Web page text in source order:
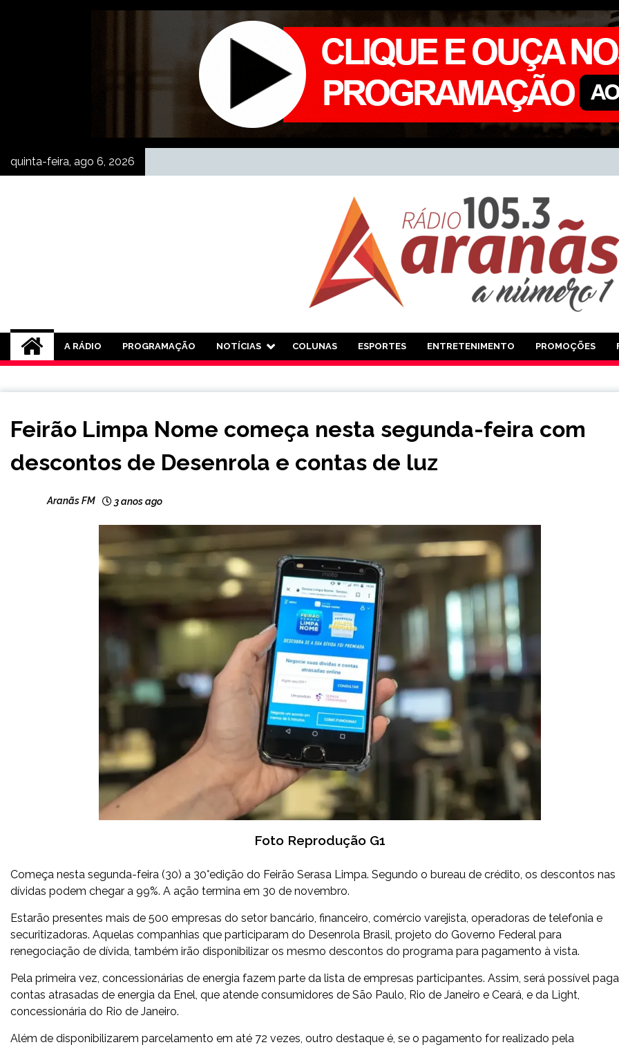
quinta-feira, ago 6, 2026
Rádio Aranãs 105.3
A RÁDIO PROGRAMAÇÃO NOTÍCIAS COLUNAS ESPORTES ENTRETENIMENTO PROMOÇÕES
CAPELINHA
GERAIS
Feirão Limpa Nome começa nesta segunda-feira com
descontos de Desenrola e contas de luz
Aranãs FM 3 anos ago
Foto Reprodução G1
Começa nesta segunda-feira (30) a 30°edição do Feirão Serasa Limpa. Segundo o bureau de crédito, os descontos nas
dívidas podem chegar a 99%. A ação termina em 30 de novembro.
Estarão presentes mais de 500 empresas do setor bancário, financeiro, comércio varejista, operadoras de telefonia e
securitizadoras. Aquelas companhias que participaram do Desenrola Brasil, projeto do Governo Federal para
renegociação de dívida, também irão disponibilizar os mesmo descontos do programa para pagamento à vista.
Pela primeira vez, concessionárias de energia fazem parte da lista de empresas participantes. Assim, será possível
contas atrasadas de energia da Enel, que atende consumidores de São Paulo, Rio de Janeiro e Ceará, e da Light,
concessionária do Rio de Janeiro.
Além de disponibilizarem parcelamento em até 72 vezes, outro destaque é, se o pagamento for realizado pela